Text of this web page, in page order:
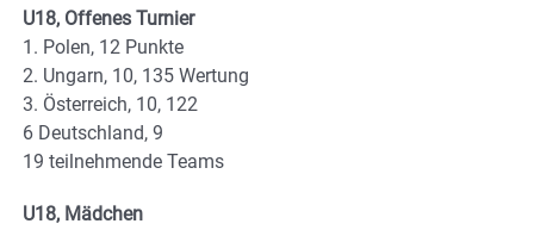
U18, Offenes Turnier
1. Polen, 12 Punkte
2. Ungarn, 10, 135 Wertung
3. Österreich, 10, 122
6 Deutschland, 9
19 teilnehmende Teams
U18, Mädchen